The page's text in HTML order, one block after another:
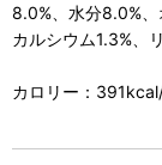
8.0%、水分8.0%
カルシウム1.3%、
カロリー：